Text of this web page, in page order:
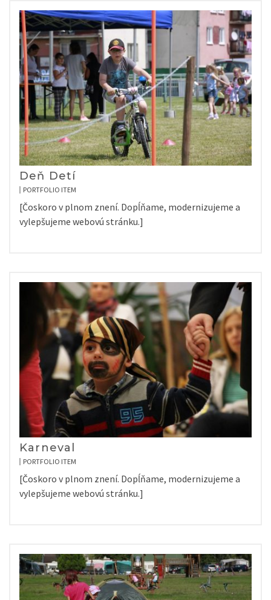
Deň Detí
PORTFOLIO ITEM
[Čoskoro v plnom znení. Dopĺňame, modernizujeme a
vylepšujeme webovú stránku.]
Karneval
PORTFOLIO ITEM
[Čoskoro v plnom znení. Dopĺňame, modernizujeme a
vylepšujeme webovú stránku.]